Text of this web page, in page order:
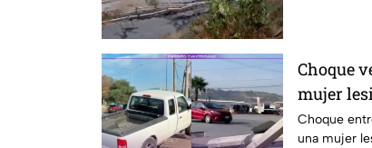
Choque
mujer
de agosto
Choque
una mujer